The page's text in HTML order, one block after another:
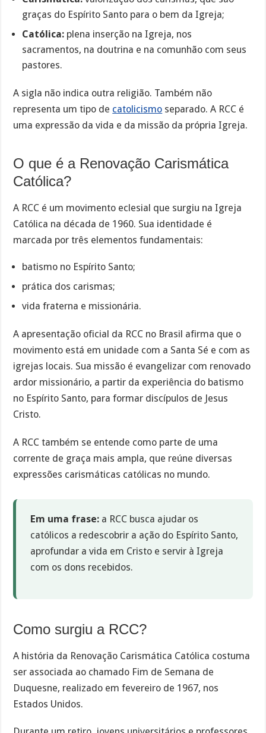
graças do Espírito Santo para o bem da Igreja;
Católica: plena inserção na Igreja, nos
sacramentos, na doutrina e na comunhão com seus
pastores.
A sigla não indica outra religião. Também não
representa um tipo de catolicismo separado. A RCC é
uma expressão da vida e da missão da própria Igreja.
O que é a Renovação Carismática
Católica?
A RCC é um movimento eclesial que surgiu na Igreja
Católica na década de 1960. Sua identidade é
marcada por três elementos fundamentais:
batismo no Espírito Santo;
prática dos carismas;
vida fraterna e missionária.
A apresentação oficial da RCC no Brasil afirma que o
movimento está em unidade com a Santa Sé e com as
igrejas locais. Sua missão é evangelizar com renovado
ardor missionário, a partir da experiência do batismo
no Espírito Santo, para formar discípulos de Jesus
Cristo.
A RCC também se entende como parte de uma
corrente de graça mais ampla, que reúne diversas
expressões carismáticas católicas no mundo.
Em uma frase: a RCC busca ajudar os
católicos a redescobrir a ação do Espírito Santo,
aprofundar a vida em Cristo e servir à Igreja
com os dons recebidos.
Como surgiu a RCC?
A história da Renovação Carismática Católica costuma
ser associada ao chamado Fim de Semana de
Duquesne, realizado em fevereiro de 1967, nos
Estados Unidos.